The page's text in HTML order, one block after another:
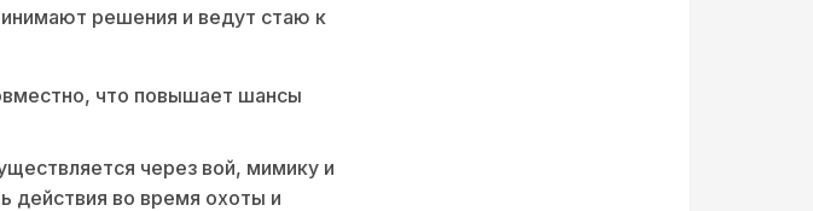
решения и ведут стаю к
что повышает шансы
через вой, мимику и
действия во время охоты и